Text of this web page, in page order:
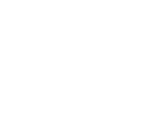
stages,
product. *The